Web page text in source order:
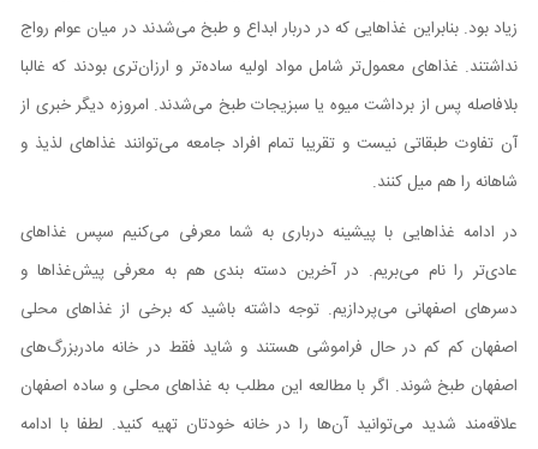
زیاد بود. بنابراین غذاهایی که در دربار ابداع و طبخ می‌شدند در میان عوام رواج
نداشتند. غذاهای معمول‌تر شامل مواد اولیه ساده‌تر و ارزان‌تری بودند که غالبا
بلافاصله پس از برداشت میوه یا سبزیجات طبخ می‌شدند. امروزه دیگر خبری از
آن تفاوت طبقاتی نیست و تقریبا تمام افراد جامعه می‌توانند غذاهای لذیذ و
شاهانه را هم میل کنند.
در ادامه غذاهایی با پیشینه درباری به شما معرفی می‌کنیم سپس غذاهای
عادی‌تر را نام می‌بریم. در آخرین دسته بندی هم به معرفی پیش‌غذا‌ها و
دسرهای اصفهانی می‌پردازیم. توجه داشته باشید که برخی از غذاهای محلی
اصفهان کم کم در حال فراموشی هستند و شاید فقط در خانه مادربزرگ‌های
اصفهان طبخ شوند. اگر با مطالعه این مطلب به غذاهای محلی و ساده اصفهان
علاقه‌مند شدید می‌توانید آن‌ها را در خانه خودتان تهیه کنید. لطفا با ادامه